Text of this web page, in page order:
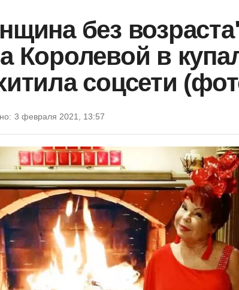
без
Королевой в
соцсети
3 февраля 2021, 13:57